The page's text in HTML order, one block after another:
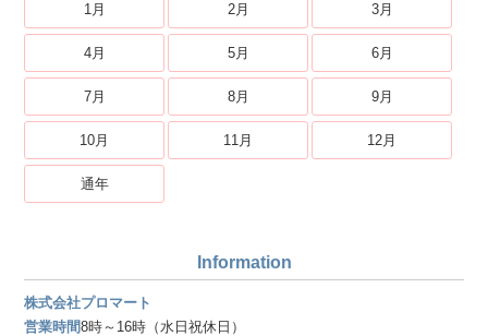
1月 2月 3月
4月 5月 6月
7月 8月 9月
10月 11月 12月
通年
Information
株式会社プロマート
営業時間8時～16時（水日祝休日）